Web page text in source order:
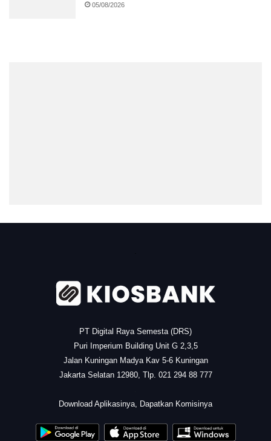
05/08/2026
PT Digital Raya Semesta (DRS)
Puri Imperium Building Unit G 2,3,5
Jalan Kuningan Madya Kav 5-6 Kuningan
Jakarta Selatan 12980, Tlp. 021 294 88 777
Download Aplikasinya, Dapatkan Komisinya